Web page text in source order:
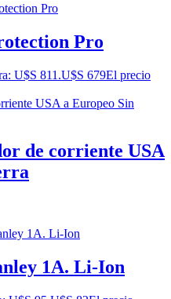
Pro
U$S 811.U$S 679El precio
de corriente USA
1A. Li-Ion